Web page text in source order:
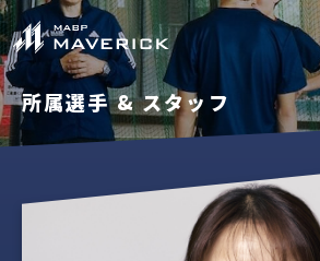
所属選手 & スタッフ